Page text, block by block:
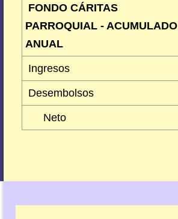
FONDO CÁRITAS
PARROQUIAL - ACUMULADO
ANUAL
Ingresos
Desembolsos
Neto